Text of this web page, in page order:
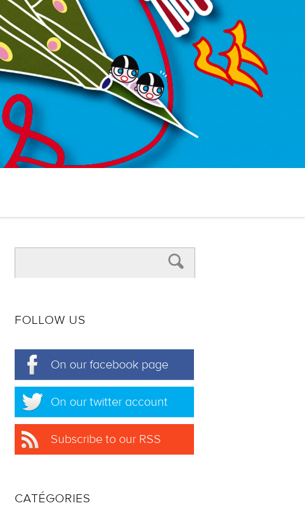
FOLLOW US
On our facebook page
On our twitter account
Subscribe to our RSS
CATÉGORIES